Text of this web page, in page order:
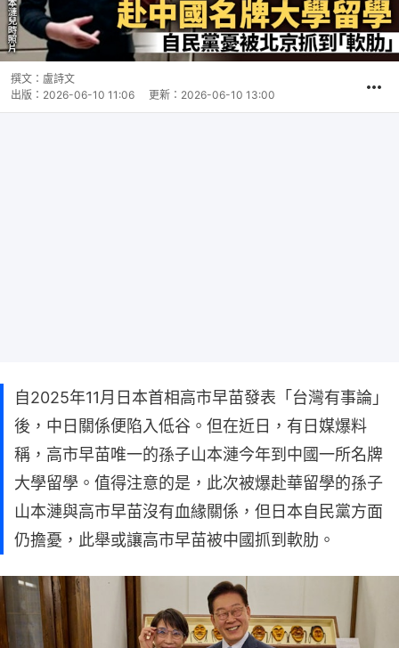
撰文： 盧詩文
出版： 2026-06-10 11:06 更新： 2026-06-10 13:00
自2025年11月日本首相高市早苗發表「台灣有事論」
後，中日關係便陷入低谷。但在近日，有日媒爆料
稱，高市早苗唯一的孫子山本漣今年到中國一所名牌
大學留學。值得注意的是，此次被爆赴華留學的孫子
山本漣與高市早苗沒有血緣關係，但日本自民黨方面
仍擔憂，此舉或讓高市早苗被中國抓到軟肋。